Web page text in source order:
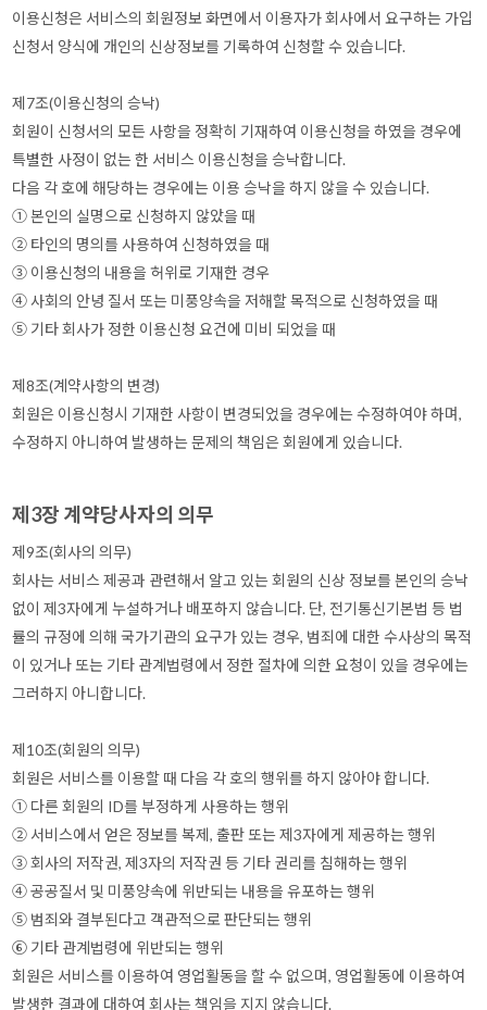
이용신청은 서비스의 회원정보 화면에서 이용자가 회사에서 요구하는 가입
신청서 양식에 개인의 신상정보를 기록하여 신청할 수 있습니다.
제7조(이용신청의 승낙)
회원이 신청서의 모든 사항을 정확히 기재하여 이용신청을 하였을 경우에
특별한 사정이 없는 한 서비스 이용신청을 승낙합니다.
다음 각 호에 해당하는 경우에는 이용 승낙을 하지 않을 수 있습니다.
① 본인의 실명으로 신청하지 않았을 때
② 타인의 명의를 사용하여 신청하였을 때
③ 이용신청의 내용을 허위로 기재한 경우
④ 사회의 안녕 질서 또는 미풍양속을 저해할 목적으로 신청하였을 때
⑤ 기타 회사가 정한 이용신청 요건에 미비 되었을 때
제8조(계약사항의 변경)
회원은 이용신청시 기재한 사항이 변경되었을 경우에는 수정하여야 하며,
수정하지 아니하여 발생하는 문제의 책임은 회원에게 있습니다.
제3장 계약당사자의 의무
제9조(회사의 의무)
회사는 서비스 제공과 관련해서 알고 있는 회원의 신상 정보를 본인의 승낙
없이 제3자에게 누설하거나 배포하지 않습니다. 단, 전기통신기본법 등 법
률의 규정에 의해 국가기관의 요구가 있는 경우, 범죄에 대한 수사상의 목적
이 있거나 또는 기타 관계법령에서 정한 절차에 의한 요청이 있을 경우에는
그러하지 아니합니다.
제10조(회원의 의무)
회원은 서비스를 이용할 때 다음 각 호의 행위를 하지 않아야 합니다.
① 다른 회원의 ID를 부정하게 사용하는 행위
② 서비스에서 얻은 정보를 복제, 출판 또는 제3자에게 제공하는 행위
③ 회사의 저작권, 제3자의 저작권 등 기타 권리를 침해하는 행위
④ 공공질서 및 미풍양속에 위반되는 내용을 유포하는 행위
⑤ 범죄와 결부된다고 객관적으로 판단되는 행위
⑥ 기타 관계법령에 위반되는 행위
회원은 서비스를 이용하여 영업활동을 할 수 없으며, 영업활동에 이용하여
발생한 결과에 대하여 회사는 책임을 지지 않습니다.